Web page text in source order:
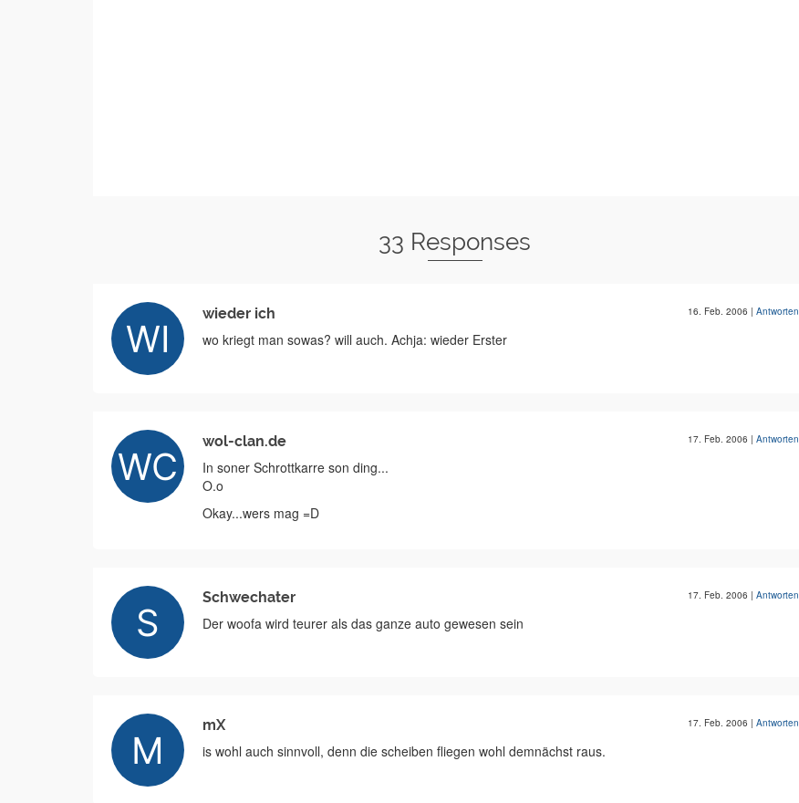
33 Responses
wieder ich 16. Feb. 2006 | Antworten
wo kriegt man sowas? will auch. Achja: wieder Erster
wol-clan.de 17. Feb. 2006 | Antworten
In soner Schrottkarre son ding...
O.o
Okay...wers mag =D
Schwechater 17. Feb. 2006 | Antworten
Der woofa wird teurer als das ganze auto gewesen sein
mX 17. Feb. 2006 | Antworten
is wohl auch sinnvoll, denn die scheiben fliegen wohl demnächst raus.